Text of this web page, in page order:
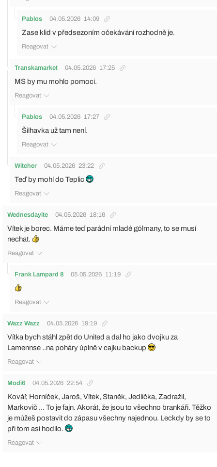
Pablos 04.05.2026 14:09
Zase klid v předsezoním očekávání rozhodně je.
Reagovat
Transkamarket 04.05.2026 17:25
MS by mu mohlo pomoci.
Reagovat
Pablos 04.05.2026 17:27
Šilhavka už tam není.
Reagovat
Witcher 04.05.2026 23:22
Teď by mohl do Teplic
Reagovat
Wednesdayite 04.05.2026 18:16
Vítek je borec. Máme teď parádní mladé gólmany, to se musí
nechat.
Reagovat
Frank Lampard 8 05.05.2026 11:19
Reagovat
Wazz Wazz 04.05.2026 19:19
Vítka bych stáhl zpět do United a dal ho jako dvojku za
Lamennse ..na poháry úplně v cajku backup
Reagovat
Modi6 04.05.2026 22:54
Kovář, Horníček, Jaroš, Vítek, Staněk, Jedlička, Zadražil,
Markovič ... To je fajn. Akorát, že jsou to všechno brankáři. Těžko
je můžeš postavit do zápasu všechny najednou. Leckdy by se to
při tom asi hodilo.
Reagovat